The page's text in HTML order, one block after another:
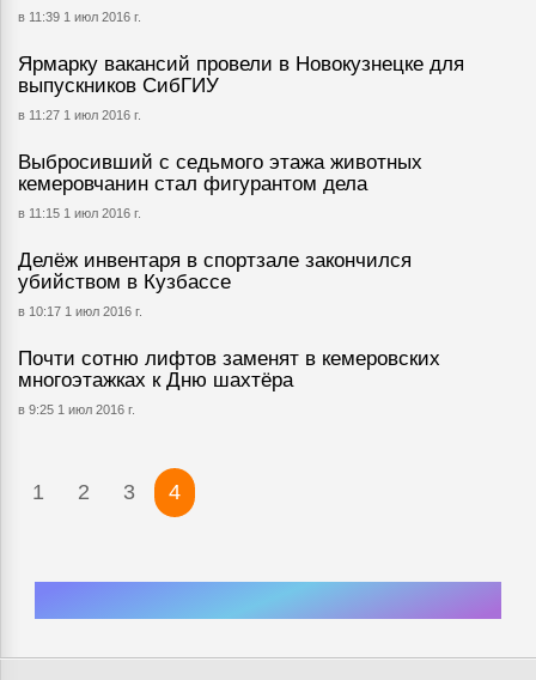
в 11:39 1 июл 2016 г.
Ярмарку вакансий провели в Новокузнецке для
выпускников СибГИУ
в 11:27 1 июл 2016 г.
Выбросивший с седьмого этажа животных
кемеровчанин стал фигурантом дела
в 11:15 1 июл 2016 г.
Делёж инвентаря в спортзале закончился
убийством в Кузбассе
в 10:17 1 июл 2016 г.
Почти сотню лифтов заменят в кемеровских
многоэтажках к Дню шахтёра
в 9:25 1 июл 2016 г.
1 2 3 4